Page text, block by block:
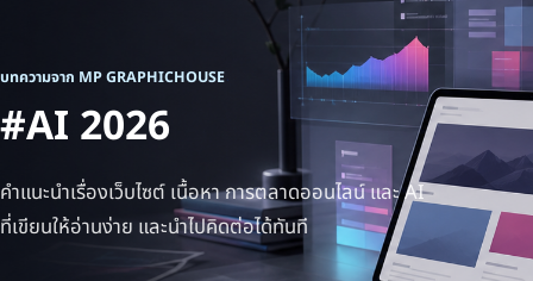
บทความจาก MP GRAPHICHOUSE
#AI 2026
คำแนะนำเรื่องเว็บไซต์ เนื้อหา การตลาดออนไลน์ และ AI
ที่เขียนให้อ่านง่าย และนำไปคิดต่อได้ทันที